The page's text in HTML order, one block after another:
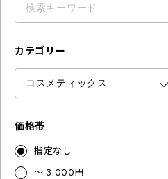
カテゴリー
価格帯
指定なし
～ 3,000円